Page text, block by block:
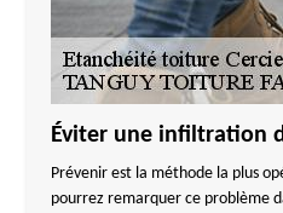
Éviter une infiltration
Prévenir est la méthode la plus
pourrez remarquer ce problème